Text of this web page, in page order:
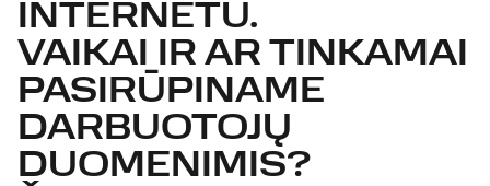
INTERNETU.
VAIKAI IR AR TINKAMAI
PASIRŪPINAME
DARBUOTOJŲ
DUOMENIMIS?